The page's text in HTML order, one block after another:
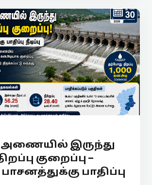
அணையில் இருந்து
குறைப்பு –
பாதிப்பு